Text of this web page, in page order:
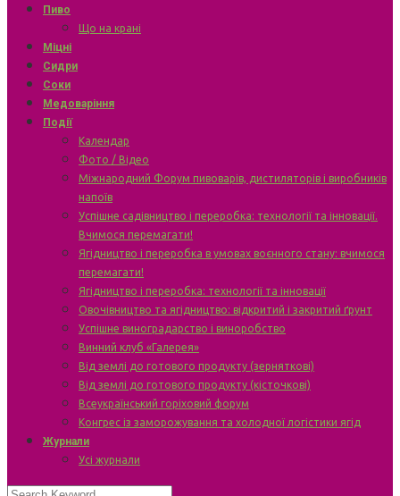
Пиво
Що на крані
Міцні
Сидри
Соки
Медоваріння
Події
Календар
Фото / Відео
Міжнародний Форум пивоварів, дистиляторів і виробників
напоїв
Успішне садівництво і переробка: технології та інновації.
Вчимося перемагати!
Ягідництво і переробка в умовах воєнного стану: вчимося
перемагати!
Ягідництво і переробка: технології та інновації
Овочівництво та ягідництво: відкритий і закритий ґрунт
Успішне виноградарство і виноробство
Винний клуб «Галерея»
Від землі до готового продукту (зерняткові)
Від землі до готового продукту (кісточкові)
Всеукраїнський горіховий форум
Конгрес із заморожування та холодної логістики ягід
Журнали
Усі журнали